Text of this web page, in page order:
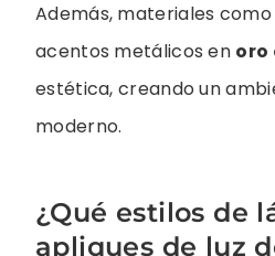
Además, materiales como
acentos metálicos en oro
estética, creando un
moderno.
¿Qué estilos de
apliques de luz